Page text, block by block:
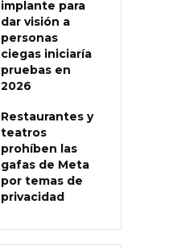
implante para
dar visión a
personas
ciegas iniciaría
pruebas en
2026
Restaurantes y
teatros
prohíben las
gafas de Meta
por temas de
privacidad